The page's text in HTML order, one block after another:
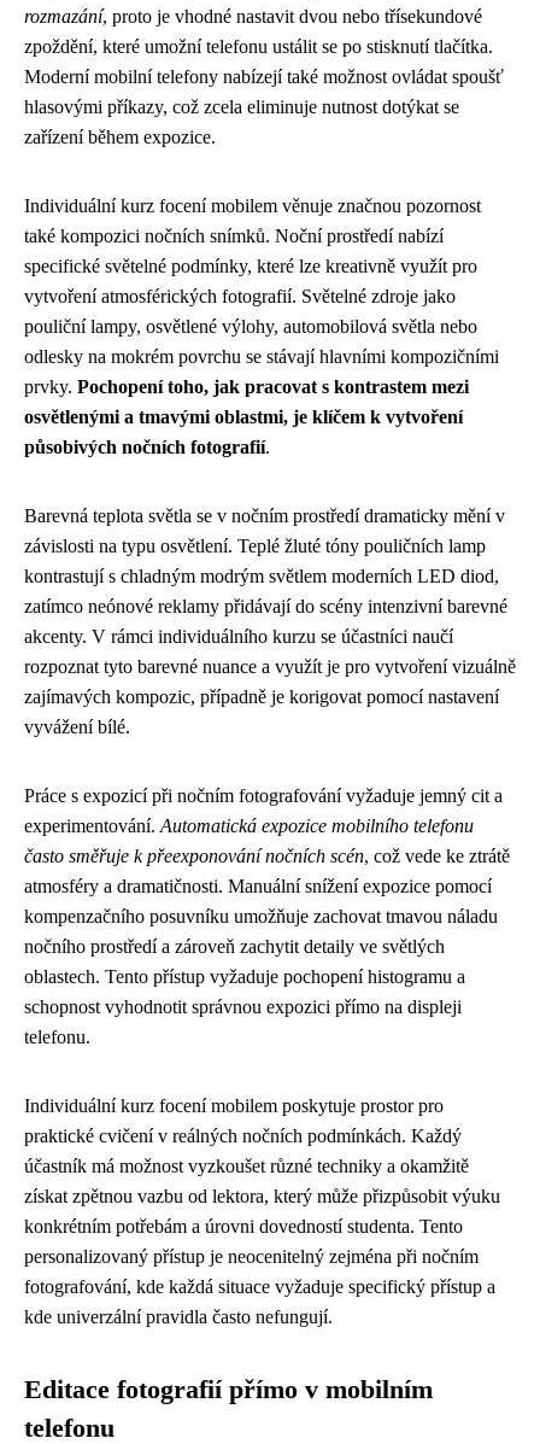
rozmazání, proto je vhodné nastavit dvou nebo třísekundové
zpoždění, které umožní telefonu ustálit se po stisknutí tlačítka.
Moderní mobilní telefony nabízejí také možnost ovládat spoušť
hlasovými příkazy, což zcela eliminuje nutnost dotýkat se
zařízení během expozice.
Individuální kurz focení mobilem věnuje značnou pozornost
také kompozici nočních snímků. Noční prostředí nabízí
specifické světelné podmínky, které lze kreativně využít pro
vytvoření atmosférických fotografií. Světelné zdroje jako
pouliční lampy, osvětlené výlohy, automobilová světla nebo
odlesky na mokrém povrchu se stávají hlavními kompozičními
prvky. Pochopení toho, jak pracovat s kontrastem mezi
osvětlenými a tmavými oblastmi, je klíčem k vytvoření
působivých nočních fotografií.
Barevná teplota světla se v nočním prostředí dramaticky mění v
závislosti na typu osvětlení. Teplé žluté tóny pouličních lamp
kontrastují s chladným modrým světlem moderních LED diod,
zatímco neónové reklamy přidávají do scény intenzivní barevné
akcenty. V rámci individuálního kurzu se účastníci naučí
rozpoznat tyto barevné nuance a využít je pro vytvoření vizuálně
zajímavých kompozic, případně je korigovat pomocí nastavení
vyvážení bílé.
Práce s expozicí při nočním fotografování vyžaduje jemný cit a
experimentování. Automatická expozice mobilního telefonu
často směřuje k přeexponování nočních scén, což vede ke ztrátě
atmosféry a dramatičnosti. Manuální snížení expozice pomocí
kompenzačního posuvníku umožňuje zachovat tmavou náladu
nočního prostředí a zároveň zachytit detaily ve světlých
oblastech. Tento přístup vyžaduje pochopení histogramu a
schopnost vyhodnotit správnou expozici přímo na displeji
telefonu.
Individuální kurz focení mobilem poskytuje prostor pro
praktické cvičení v reálných nočních podmínkách. Každý
účastník má možnost vyzkoušet různé techniky a okamžitě
získat zpětnou vazbu od lektora, který může přizpůsobit výuku
konkrétním potřebám a úrovni dovedností studenta. Tento
personalizovaný přístup je neocenitelný zejména při nočním
fotografování, kde každá situace vyžaduje specifický přístup a
kde univerzální pravidla často nefungují.
Editace fotografií přímo v mobilním
telefonu